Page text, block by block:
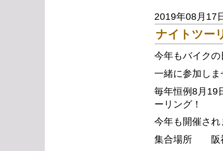
2019年08月17
ナイトツー
今年もバイク
一緒に参加し
毎年恒例8月19
ーリング！
今年も開催され
集合場所 阪